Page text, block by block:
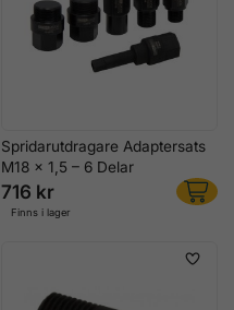
Spridarutdragare Adaptersats
M18 x 1,5 – 6 Delar
716 kr
Finns i lager